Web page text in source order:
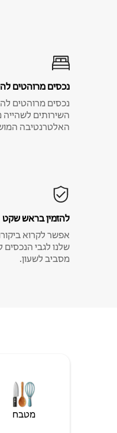
נכסים מרוהטים
נכסים מרוהטים
השירותים לשהייה
האלטרנטיבה
להזמין בראש שקט
אפשר לקרוא
שלנו לגבי הנכסים
מסביב לשעון.
מטבח